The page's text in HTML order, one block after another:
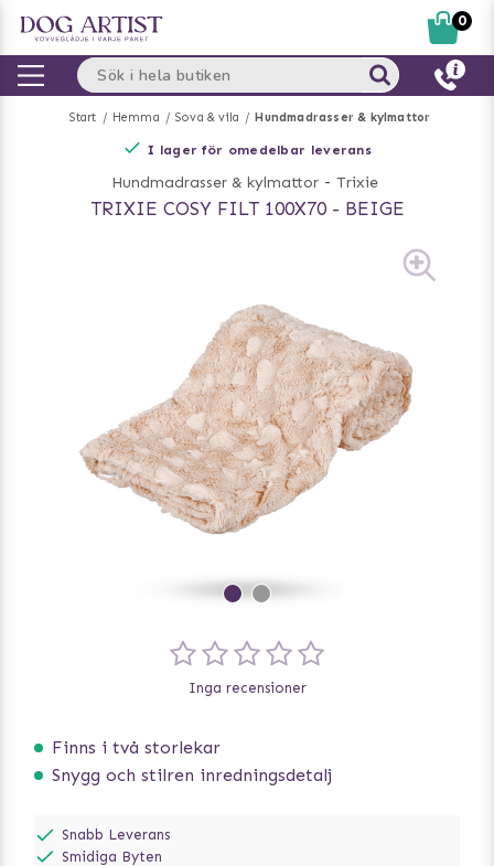
Start Hemma Sova & vila Hundmadrasser & kylmattor
I lager för omedelbar leverans
Hundmadrasser & kylmattor - Trixie
TRIXIE COSY FILT 100X70 - BEIGE
Finns i två storlekar
Snygg och stilren inredningsdetalj
Inga recensioner
Snabb Leverans
Smidiga Byten
0